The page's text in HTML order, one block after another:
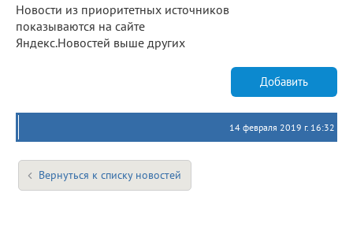
Новости из приоритетных источников
показываются на сайте
Яндекс.Новостей выше других
Добавить
14 февраля 2019 г. 16:32
Вернуться к списку новостей